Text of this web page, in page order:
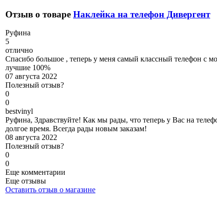
Отзыв о товаре Наклейка на телефон Дивергент
Руфина
5
отлично
Спасибо большое , теперь у меня самый классный телефон с
лучшие 100%
07 августа 2022
Полезный отзыв?
0
0
bestvinyl
Руфина, Здравствуйте! Как мы рады, что теперь у Вас на
долгое время. Всегда рады новым заказам!
08 августа 2022
Полезный отзыв?
0
0
Еще комментарии
Еще отзывы
Оставить отзыв о магазине